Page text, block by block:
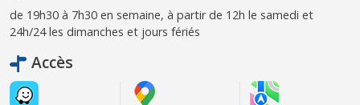
de 19h30 à 7h30 en semaine, à partir de 12h le samedi et
24h/24 les dimanches et jours fériés
Accès